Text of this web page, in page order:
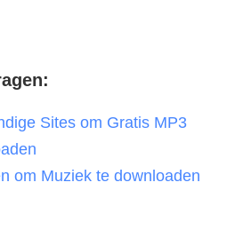
Sites om Gratis MP3
om Muziek te downloaden